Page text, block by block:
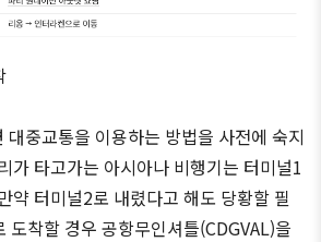
대중교통을 이용하는 방법을 사전에 숙지
가 타고가는 아시아나 비행기는 터미널1
약 터미널2로 내렸다고 해도 당황할 필
도착할 경우 공항무인셔틀(CDGVAL)을